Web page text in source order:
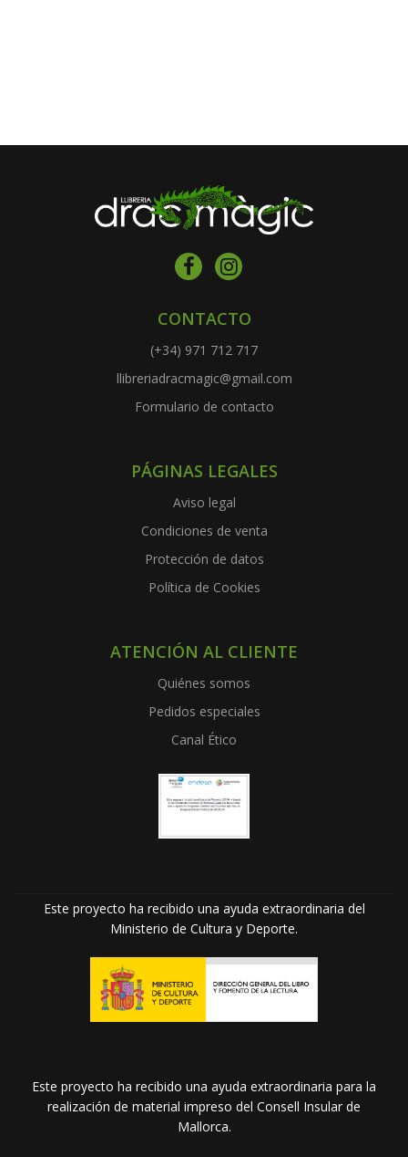
CONTACTO
(+34) 971 712 717
llibreriadracmagic@gmail.com
Formulario de contacto
PÁGINAS LEGALES
Aviso legal
Condiciones de venta
Protección de datos
Política de Cookies
ATENCIÓN AL CLIENTE
Quiénes somos
Pedidos especiales
Canal Ético
Este proyecto ha recibido una ayuda extraordinaria del
Ministerio de Cultura y Deporte.
Este proyecto ha recibido una ayuda extraordinaria para la
realización de material impreso del Consell Insular de
Mallorca.